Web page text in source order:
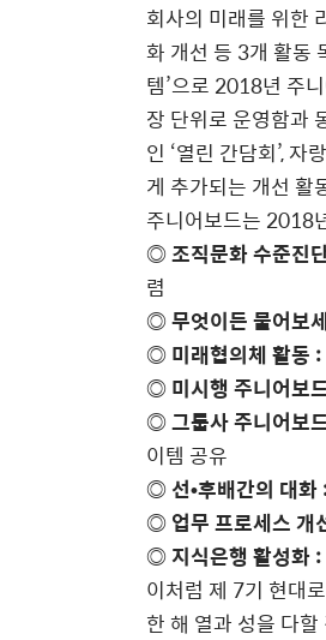
회사의 미래를 위한
화 개선 등 3개 활동
템’으로 2018년 주
장 단위로 운영함과
인 ‘열린 간담회’,
게 추가되는 개선 활
주니어보드는 2018
◎ 조직문화 수준진
렴
◎ 무엇이든 물어보
◎ 미래협의체 활동 :
◎ 미시행 주니어보
◎ 그룹사 주니어보
이템 공유
◎ 선•후배간의 대화
◎ 업무 프로세스 개
◎ 지식은행 활성화 :
이처럼 제 7기 현대
한 해 열과 성을 다